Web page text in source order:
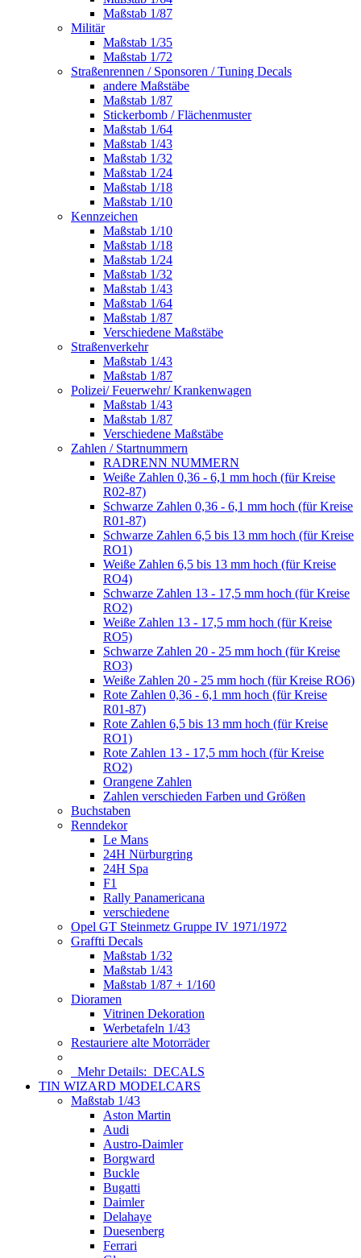
Maßstab 1/87
Militär
Maßstab 1/35
Maßstab 1/72
Straßenrennen / Sponsoren / Tuning Decals
andere Maßstäbe
Maßstab 1/87
Stickerbomb / Flächenmuster
Maßstab 1/64
Maßstab 1/43
Maßstab 1/32
Maßstab 1/24
Maßstab 1/18
Maßstab 1/10
Kennzeichen
Maßstab 1/10
Maßstab 1/18
Maßstab 1/24
Maßstab 1/32
Maßstab 1/43
Maßstab 1/64
Maßstab 1/87
Verschiedene Maßstäbe
Straßenverkehr
Maßstab 1/43
Maßstab 1/87
Polizei/ Feuerwehr/ Krankenwagen
Maßstab 1/43
Maßstab 1/87
Verschiedene Maßstäbe
Zahlen / Startnummern
RADRENN NUMMERN
Weiße Zahlen 0,36 - 6,1 mm hoch (für Kreise
R02-87)
Schwarze Zahlen 0,36 - 6,1 mm hoch (für Kreise
R01-87)
Schwarze Zahlen 6,5 bis 13 mm hoch (für Kreise
RO1)
Weiße Zahlen 6,5 bis 13 mm hoch (für Kreise
RO4)
Schwarze Zahlen 13 - 17,5 mm hoch (für Kreise
RO2)
Weiße Zahlen 13 - 17,5 mm hoch (für Kreise
RO5)
Schwarze Zahlen 20 - 25 mm hoch (für Kreise
RO3)
Weiße Zahlen 20 - 25 mm hoch (für Kreise RO6)
Rote Zahlen 0,36 - 6,1 mm hoch (für Kreise
R01-87)
Rote Zahlen 6,5 bis 13 mm hoch (für Kreise
RO1)
Rote Zahlen 13 - 17,5 mm hoch (für Kreise
RO2)
Orangene Zahlen
Zahlen verschieden Farben und Größen
Buchstaben
Renndekor
Le Mans
24H Nürburgring
24H Spa
F1
Rally Panamericana
verschiedene
Opel GT Steinmetz Gruppe IV 1971/1972
Graffti Decals
Maßstab 1/32
Maßstab 1/43
Maßstab 1/87 + 1/160
Dioramen
Vitrinen Dekoration
Werbetafeln 1/43
Restauriere alte Motorräder
Mehr Details: DECALS
TIN WIZARD MODELCARS
Maßstab 1/43
Aston Martin
Audi
Austro-Daimler
Borgward
Buckle
Bugatti
Daimler
Delahaye
Duesenberg
Ferrari